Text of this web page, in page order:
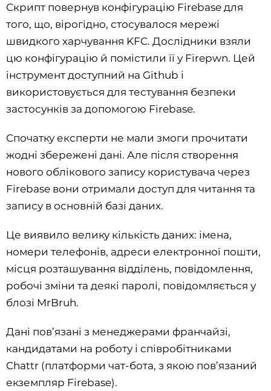
Скрипт повернув конфігурацію Firebase для
того, що, вірогідно, стосувалося мережі
швидкого харчування KFC. Дослідники взяли
цю конфігурацію й помістили її у Firepwn. Цей
інструмент доступний на Github і
використовується для тестування безпеки
застосунків за допомогою Firebase.
Спочатку експерти не мали змоги прочитати
жодні збережені дані. Але після створення
нового облікового запису користувача через
Firebase вони отримали доступ для читання та
запису в основній базі даних.
Це виявило велику кількість даних: імена,
номери телефонів, адреси електронної пошти,
місця розташування відділень, повідомлення,
робочі зміни та деякі паролі, повідомляється у
блозі MrBruh.
Дані пов’язані з менеджерами франчайзі,
кандидатами на роботу і співробітниками
Chattr (платформи чат-бота, з якою пов’язаний
екземпляр Firebase).